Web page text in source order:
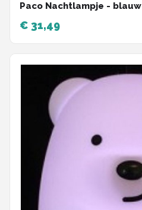
Paco Nachtlampje - blauw
€ 31,49